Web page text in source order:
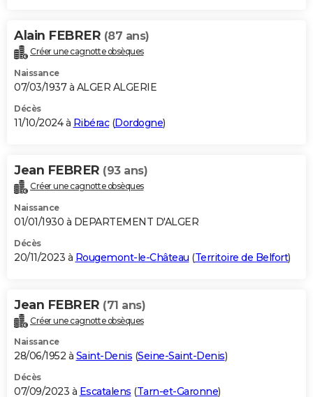
Bricolage
Lifestyle
Culture
Sport
Auto
Television
Voyage
Cinema
Alain FEBRER (87 ans)
Créer une cagnotte obsèques
Naissance
07/03/1937 à ALGER ALGERIE
Décès
11/10/2024 à Ribérac(Dordogne)
Jean FEBRER (93 ans)
Créer une cagnotte obsèques
Naissance
01/01/1930 à DEPARTEMENT D'ALGER
Décès
20/11/2023 à Rougemont-le-Château (Territoire de Belfort)
Jean FEBRER (71 ans)
Créer une cagnotte obsèques
Naissance
28/06/1952 à Saint-Denis (Seine-Saint-Denis)
Décès
07/09/2023 à Escatalens (Tarn-et-Garonne)